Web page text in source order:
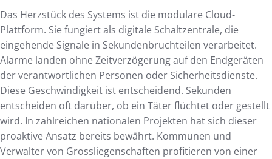
Das Herzstück des Systems ist die modulare Cloud-
Plattform. Sie fungiert als digitale Schaltzentrale, die
eingehende Signale in Sekundenbruchteilen verarbeitet.
Alarme landen ohne Zeitverzögerung auf den Endgeräten
der verantwortlichen Personen oder Sicherheitsdienste.
Diese Geschwindigkeit ist entscheidend. Sekunden
entscheiden oft darüber, ob ein Täter flüchtet oder gestellt
wird. In zahlreichen nationalen Projekten hat sich dieser
proaktive Ansatz bereits bewährt. Kommunen und
Verwalter von Grossliegenschaften profitieren von einer